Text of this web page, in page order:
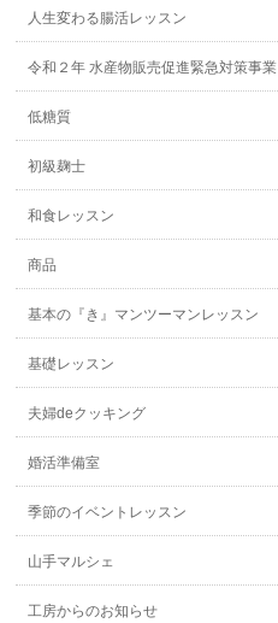
人生変わる腸活レッスン
令和２年 水産物販売促進緊急対策事業
低糖質
初級麹士
和食レッスン
商品
基本の『き』マンツーマンレッスン
基礎レッスン
夫婦deクッキング
婚活準備室
季節のイベントレッスン
山手マルシェ
工房からのお知らせ